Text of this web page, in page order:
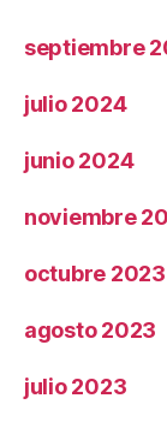
septiembre
julio 2024
junio 2024
noviembre
octubre 2023
agosto 2023
julio 2023